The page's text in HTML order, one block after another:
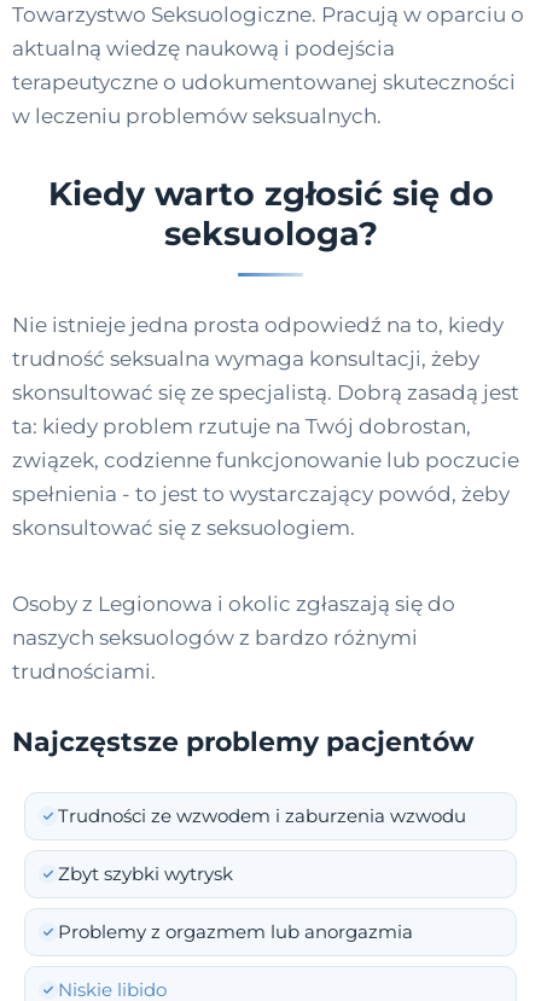
Towarzystwo Seksuologiczne. Pracują w oparciu o
aktualną wiedzę naukową i podejścia
terapeutyczne o udokumentowanej skuteczności
w leczeniu problemów seksualnych.
Kiedy warto zgłosić się do
seksuologa?
Nie istnieje jedna prosta odpowiedź na to, kiedy
trudność seksualna wymaga konsultacji, żeby
skonsultować się ze specjalistą. Dobrą zasadą jest
ta: kiedy problem rzutuje na Twój dobrostan,
związek, codzienne funkcjonowanie lub poczucie
spełnienia - to jest to wystarczający powód, żeby
skonsultować się z seksuologiem.
Osoby z Legionowa i okolic zgłaszają się do
naszych seksuologów z bardzo różnymi
trudnościami.
Najczęstsze problemy pacjentów
Trudności ze wzwodem i zaburzenia wzwodu
Zbyt szybki wytrysk
Problemy z orgazmem lub anorgazmia
Niskie libido